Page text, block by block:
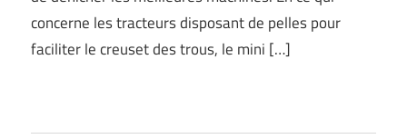
concerne les tracteurs disposant de pelles pour
faciliter le creuset des trous, le mini […]